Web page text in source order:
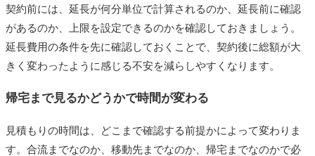
契約前には、延長が何分単位で計算されるのか、延長前に確認
があるのか、上限を設定できるのかを確認しておきましょう。
延長費用の条件を先に確認しておくことで、契約後に総額が大
きく変わったように感じる不安を減らしやすくなります。
帰宅まで見るかどうかで時間が変わる
見積もりの時間は、どこまで確認する前提かによって変わりま
す。合流までなのか、移動先までなのか、帰宅までなのかで必